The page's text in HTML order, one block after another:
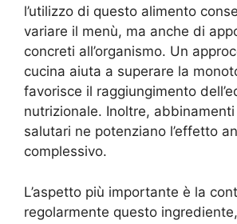
l’utilizzo di questo alimento
variare il menù, ma anche di
concreti all’organismo. Un
cucina aiuta a superare la
favorisce il raggiungimento
nutrizionale. Inoltre,
salutari ne potenziano l’effetto
complessivo.
L’aspetto più importante è la
regolarmente questo